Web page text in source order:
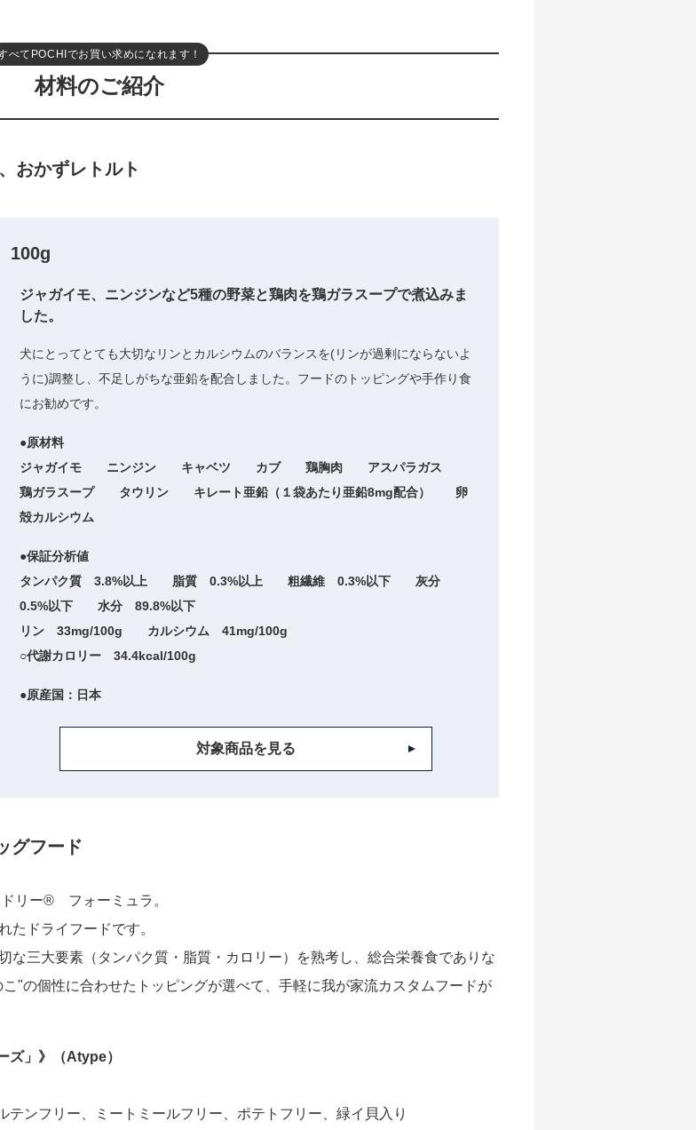
べてPOCHIでお買い求めになれます！
材料のご紹介
おかずレトルト
100g
ジャガイモ、ニンジンなど5種の野菜と鶏肉を鶏ガラスープで煮込みま
した。
犬にとってとても大切なリンとカルシウムのバランスを(リンが過剰にならないよ
うに)調整し、不足しがちな亜鉛を配合しました。フードのトッピングや手作り食
にお勧めです。
●原材料
ジャガイモ ニンジン キャベツ カブ 鶏胸肉 アスパラガス
鶏ガラスープ タウリン キレート亜鉛（１袋あたり亜鉛8mg配合） 卵
殻カルシウム
●保証分析値
タンパク質 3.8%以上 脂質 0.3%以上 粗繊維 0.3%以下 灰分
0.5%以下 水分 89.8%以下
リン 33mg/100g カルシウム 41mg/100g
○代謝カロリー 34.4kcal/100g
●原産国：日本
対象商品を見る
グフード
リー® フォーミュラ。
たドライフードです。
な三大要素（タンパク質・脂質・カロリー）を熟考し、総合栄養食でありな
"の個性に合わせたトッピングが選べて、手軽に我が家流カスタムフードが
ズ」》（Atype）
ンフリー、ミートミールフリー、ポテトフリー、緑イ貝入り